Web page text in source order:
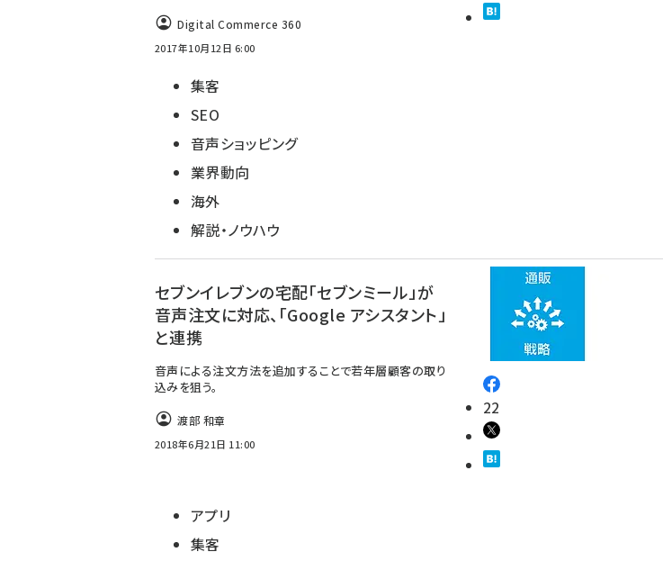
Digital Commerce 360
2017年10月12日 6:00
集客
SEO
音声ショッピング
業界動向
海外
解説・ノウハウ
セブンイレブンの宅配「セブンミール」が
音声注文に対応、「Google アシスタント」
と連携
音声による注文方法を追加することで若年層顧客の取り
込みを狙う。
渡部 和章
2018年6月21日 11:00
22
アプリ
集客